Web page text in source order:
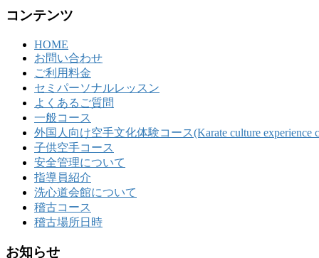
コンテンツ
HOME
お問い合わせ
ご利用料金
セミパーソナルレッスン
よくあるご質問
一般コース
外国人向け空手文化体験コース(Karate culture experience
子供空手コース
安全管理について
指導員紹介
洗心道会館について
稽古コース
稽古場所日時
お知らせ